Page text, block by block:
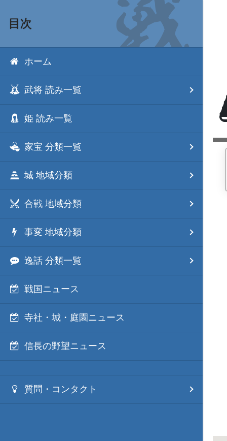
目次
ホーム
武将 読み一覧
姫 読み一覧
家宝 分類一覧
城 地域分類
合戦 地域分類
事変 地域分類
逸話 分類一覧
戦国ニュース
寺社・城・庭園ニュース
信長の野望ニュース
質問・コンタクト